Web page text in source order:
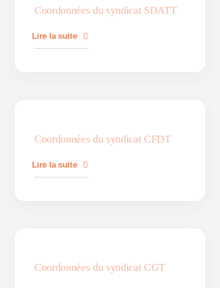
Coordonnées du syndicat SDATT
Lire la suite
Coordonnées du syndicat CFDT
Lire la suite
Coordonnées du syndicat CGT